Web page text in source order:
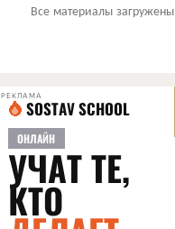
Все материалы загружены
РЕКЛАМА